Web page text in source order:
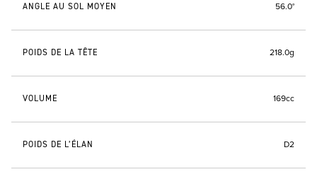
ANGLE AU SOL MOYEN 56.0°
POIDS DE LA TÊTE 218.0g
VOLUME 169cc
POIDS DE L’ÉLAN D2